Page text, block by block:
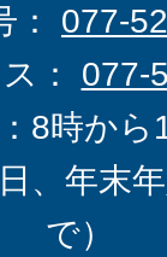
： 077-
： 077-
8時から
、年末
で）